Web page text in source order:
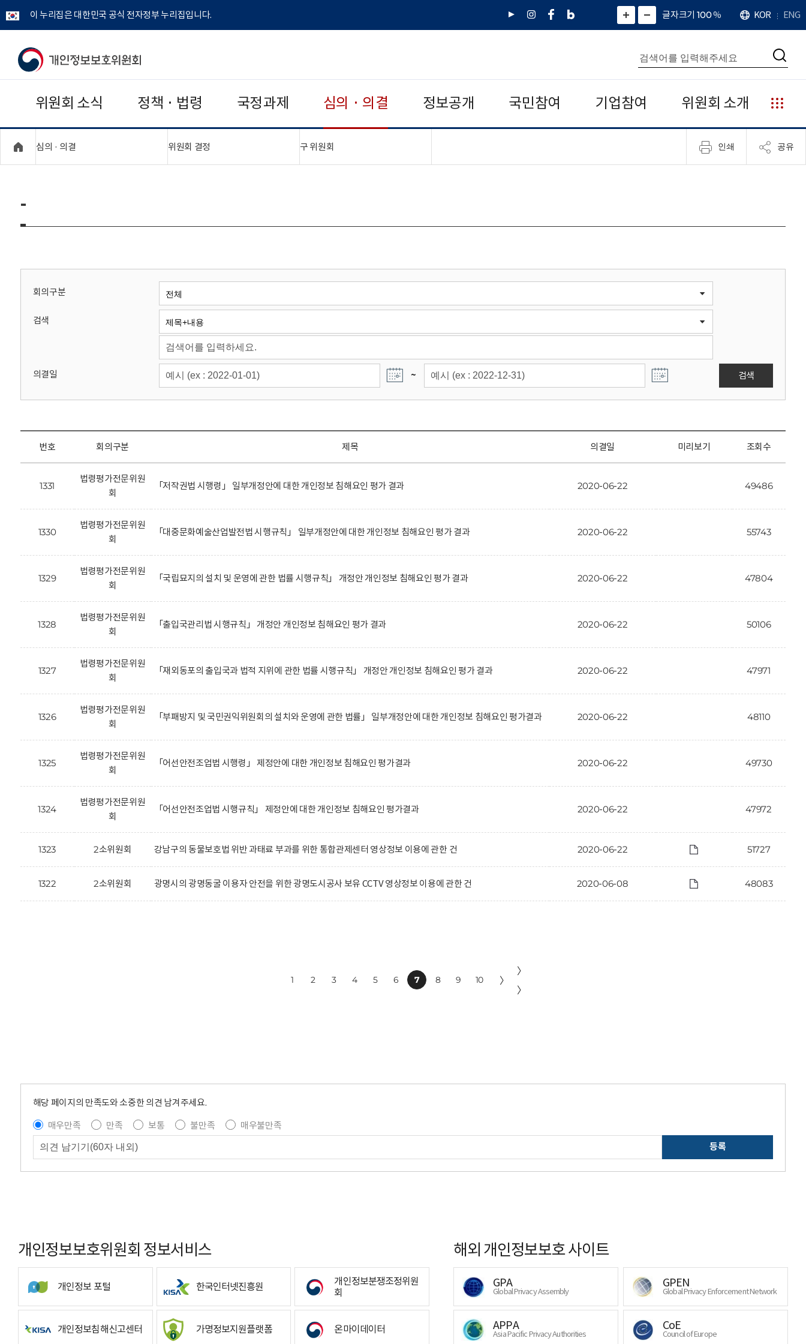
이 누리집은 대한민국 공식 전자정부 누리집입니다.
유
인
페
네
그
)
화
면
면
소
확
대
치
글자크기 100%
언
어
KOR ENG
개
보
보
위
회
통
합
검
색
검
위원회 소식 정책 · 법령 국정과제 심의 · 의결 정보공개 국민참여 기업참여 위원회 소개
누
리
집
안
심의 · 의결 위원회 결정 구 위원회 인쇄 공유
-
회의구분
검색
의결일 ~ 검색
번호 회의구분 제목 의결일 미리보기 조회수
1331
법령평가전문위원
회
「저작권법 시행령」 일부개정안에 대한 개인정보 침해요인 평가 결과 2020-06-22 49486
1330
법령평가전문위원
회
「대중문화예술산업발전법 시행규칙」 일부개정안에 대한 개인정보 침해요인 평가 결과 2020-06-22 55743
1329
법령평가전문위원
회
「국립묘지의 설치 및 운영에 관한 법률 시행규칙」 개정안 개인정보 침해요인 평가 결과 2020-06-22 47804
1328
법령평가전문위원
회
「출입국관리법 시행규칙」 개정안 개인정보 침해요인 평가 결과 2020-06-22 50106
1327
법령평가전문위원
회
「재외동포의 출입국과 법적 지위에 관한 법률 시행규칙」 개정안 개인정보 침해요인 평가 결과 2020-06-22 47971
1326
법령평가전문위원
회
「부패방지 및 국민권익위원회의 설치와 운영에 관한 법률」 일부개정안에 대한 개인정보 침해요인 평가결과 2020-06-22 48110
1325
법령평가전문위원
회
「어선안전조업법 시행령」 제정안에 대한 개인정보 침해요인 평가결과 2020-06-22 49730
1324
법령평가전문위원
회
「어선안전조업법 시행규칙」 제정안에 대한 개인정보 침해요인 평가결과 2020-06-22 47972
1323 2소위원회 강남구의 동물보호법 위반 과태료 부과를 위한 통합관제센터 영상정보 이용에 관한 건 2020-06-22 51727
1322 2소위원회 광명시의 광명동굴 이용자 안전을 위한 광명도시공사 보유 CCTV 영상정보 이용에 관한 건 2020-06-08 48083
1 2 3 4 5 6 7 8 9 10 〉
〉
〉
해당 페이지의 만족도와 소중한 의견 남겨주세요.
매우만족
만족 보통 불만족
매우불만족
등록
개인정보보호위원회 정보서비스
개인정보 포털 한국인터넷진흥원
개인정보분쟁조정위원
회
개인정보침해신고센터 가명정보지원플랫폼 온마이데이터
해외 개인정보보호 사이트
GPA
Global Privacy Assembly
GPEN
Global Privacy Enforcement Network
APPA
Asia Pacific Privacy Authorities
CoE
Council of Europe